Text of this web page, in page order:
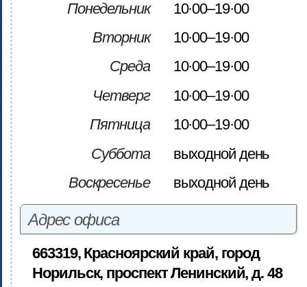
Понедельник
10·00–19·00
Вторник
10·00–19·00
Среда
10·00–19·00
Четверг
10·00–19·00
Пятница
10·00–19·00
Суббота
выходной день
Воскресенье
выходной день
Адрес офиса
663319, Красноярский край, город
Норильск, проспект Ленинский, д. 48